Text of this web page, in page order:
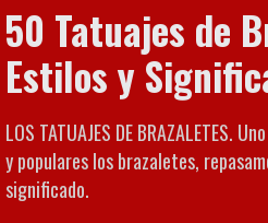
50 Tatuajes de
Estilos y
LOS TATUAJES DE BRAZALETES.
y populares los brazaletes,
significado.